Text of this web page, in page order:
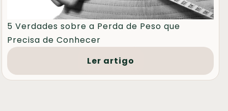
5 Verdades sobre a Perda de Peso que
Precisa de Conhecer
Ler artigo